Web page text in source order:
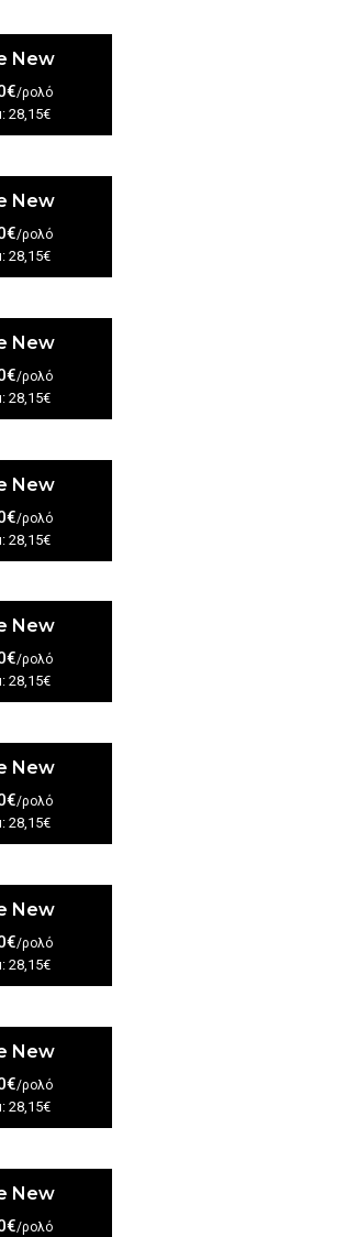
New
/ρολό
28,15€
New
/ρολό
28,15€
New
/ρολό
28,15€
New
/ρολό
28,15€
New
/ρολό
28,15€
New
/ρολό
28,15€
New
/ρολό
28,15€
New
/ρολό
28,15€
New
/ρολό